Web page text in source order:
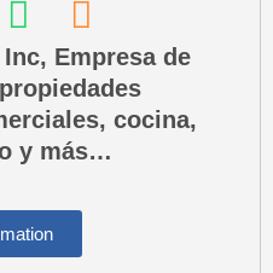
W
h
a
t
s
a
p
P
h
o
n
e
-
s
Empresa de
cocina,
y más…